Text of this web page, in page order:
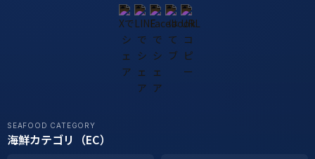
SEAFOOD CATEGORY
海鮮カテゴリ（EC）